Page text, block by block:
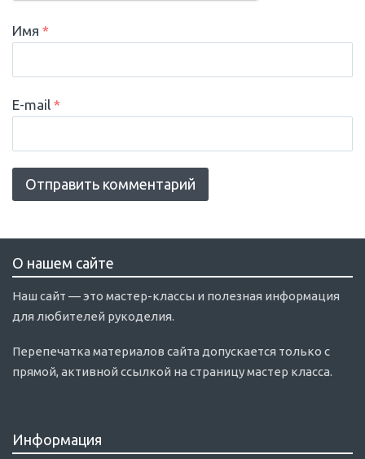
Имя *
E-mail *
О нашем сайте
Наш сайт — это мастер-классы и полезная информация
для любителей рукоделия.
Перепечатка материалов сайта допускается только с
прямой, активной ссылкой на страницу мастер класса.
Информация